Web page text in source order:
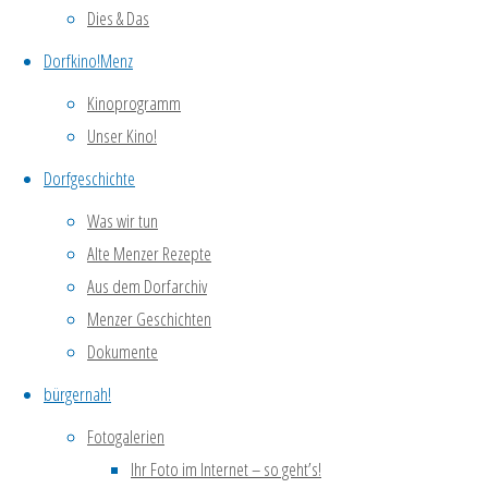
Dies & Das
Dorfkino!Menz
Kinoprogramm
Unser Kino!
Dorfgeschichte
Was wir tun
Alte Menzer Rezepte
Aus dem Dorfarchiv
Menzer Geschichten
Dokumente
bürgernah!
Fotogalerien
Ihr Foto im Internet – so geht’s!
Dorfverein auf dem Waldfest
Lesung mit Sabine Rennefanz
Lesung mit Sabine Rennefanz ist verlegt in die
Gartenarbeit und Gartenparty mit der
Kategorien
Alt & Jung
Dies & Das
Dorfcafé
Dorfgeschichte
Dorfkino
Heimatschule
Keiner Kategorie zugeordnet